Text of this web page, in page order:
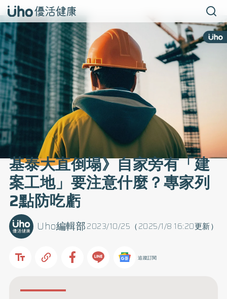
基泰大直倒塌》自家旁有「建
案工地」要注意什麼？專家列
2點防吃虧
2023/10/25（2025/1/8 16:20更新）
Uho編輯部
追蹤訂閱